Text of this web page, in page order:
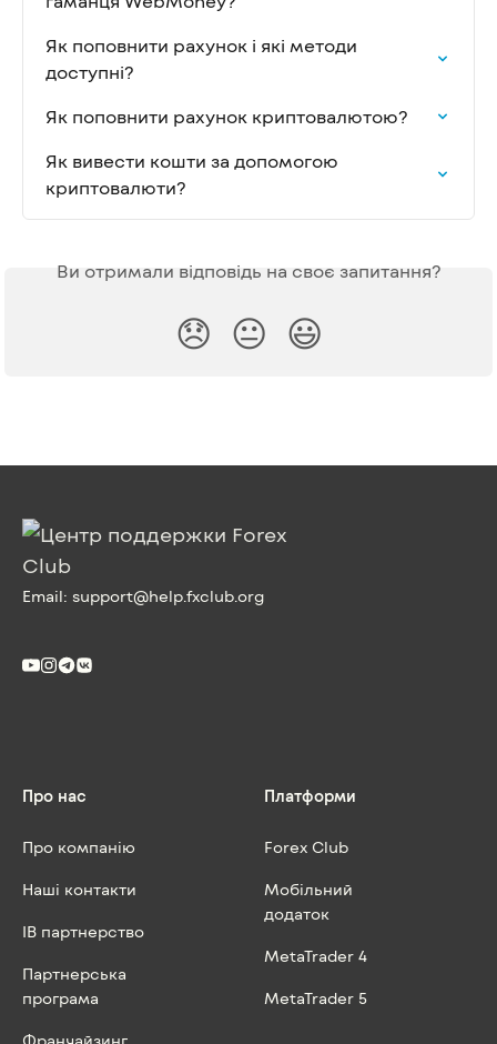
Як поповнити рахунок і які методи
доступні?
Як поповнити рахунок криптовалютою?
Як вивести кошти за допомогою
криптовалюти?
Ви отримали відповідь на своє запитання?
😞 😐 😃
Email: support@help.fxclub.org
Про нас
Про компанію
Наші контакти
IB партнерство
Партнерська
програма
Франчайзинг
Платформи
Forex Club
Мобільний
додаток
MetaTrader 4
MetaTrader 5